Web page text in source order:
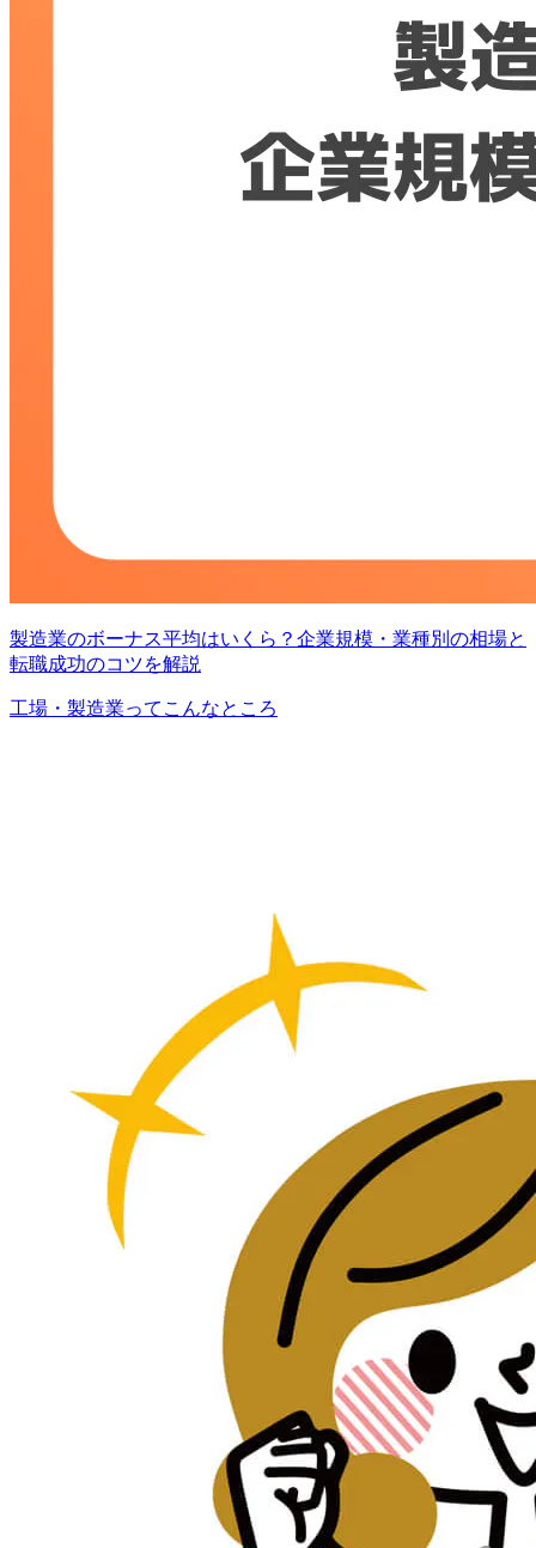
製造業のボーナス平均はいくら？企業規模・業種別の相場と
転職成功のコツを解説
工場・製造業ってこんなところ